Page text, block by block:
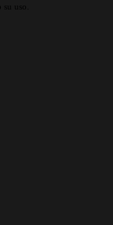
uso.